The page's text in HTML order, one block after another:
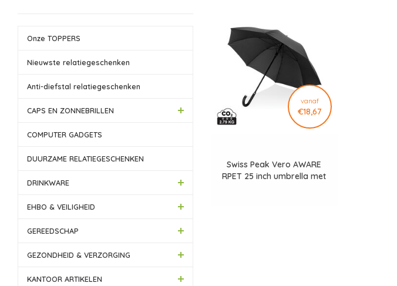
Onze TOPPERS
Nieuwste relatiegeschenken
Anti-diefstal relatiegeschenken
CAPS EN ZONNEBRILLEN
COMPUTER GADGETS
DUURZAME RELATIEGESCHENKEN
DRINKWARE
EHBO & VEILIGHEID
GEREEDSCHAP
GEZONDHEID & VERZORGING
KANTOOR ARTIKELEN
vanaf
€18,67
Swiss Peak Vero AWARE
RPET 25 inch umbrella met